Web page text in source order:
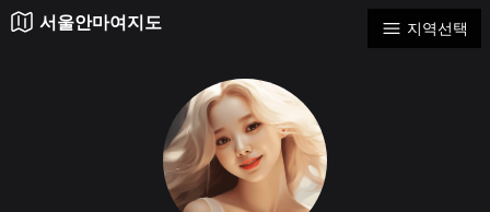
서울안마여지도 지역선택